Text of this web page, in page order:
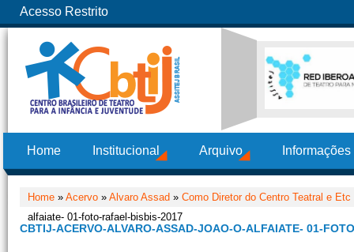
Acesso Restrito
Home Institucional Arquivo
Home » Acervo » Alvaro Assad » Como Diretor do Centro Teatral e Etc
alfaiate- 01-foto-rafael-bisbis-2017
CBTIJ-ACERVO-ALVARO-ASSAD-JOAO-O-ALFAIATE- 01-